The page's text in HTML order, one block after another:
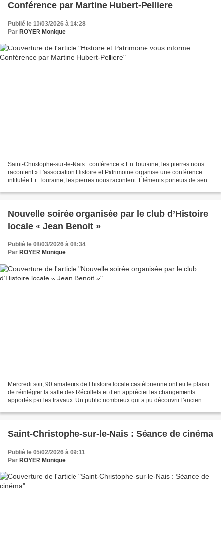
Conférence par Martine Hubert-Pelliere
Publié le 10/03/2026 à 14:28
Par ROYER Monique
Saint-Christophe-sur-le-Nais : conférence « En Touraine, les pierres nous
racontent » L'association Histoire et Patrimoine organise une conférence
intitulée En Touraine, les pierres nous racontent. Éléments porteurs de sens
Nouvelle soirée organisée par le club d’Histoire
locale « Jean Benoit »
Publié le 08/03/2026 à 08:34
Par ROYER Monique
Mercredi soir, 90 amateurs de l’histoire locale castélorienne ont eu le plaisir
de réintégrer la salle des Récollets et d’en apprécier les changements
apportés par les travaux. Un public nombreux qui a pu découvrir l'ancien
Saint-Christophe-sur-le-Nais : Séance de cinéma
Publié le 05/02/2026 à 09:11
Par ROYER Monique